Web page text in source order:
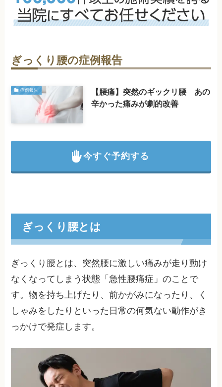
ぎっくり腰の症例報告
症例報告
【腰痛】突然のギックリ腰 あの
辛かった痛みが劇的改善
今すぐ予約する
ぎっくり腰とは
ぎっくり腰とは、突然腰に激しい痛みが走り動け
なくなってしまう状態「急性腰痛症」のことで
す。物を持ち上げたり、前かがみになったり、く
しゃみをしたりといった日常の何気ない動作がき
っかけで発症します。